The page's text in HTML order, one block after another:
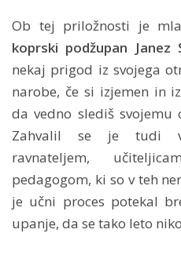
Ob tej priložnosti je
koprski podžupan Janez
nekaj prigod iz svojega
narobe, če si izjemen in
da vedno slediš
Zahvalil se je tudi
ravnateljem,
pedagogom, ki so v teh
je učni proces potekal
upanje, da se tako leto